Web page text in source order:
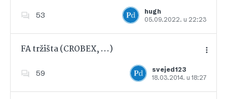
53
hugh
05.09.2022. u 22:23
Dodajte u favorite
FA tržišta (CROBEX, …)
59
svejed123
18.03.2014. u 18:27
Dodajte u favorite